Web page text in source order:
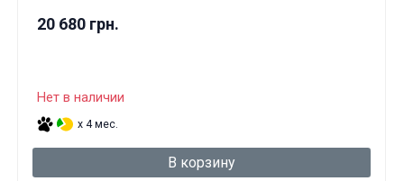
20 680 грн.
Нет в наличии
x 4 мес.
В корзину